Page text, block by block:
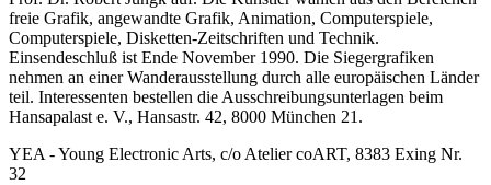
freie Grafik, angewandte Grafik, Animation, Computerspiele,
Computerspiele, Disketten-Zeitschriften und Technik.
Einsendeschluß ist Ende November 1990. Die Siegergrafiken
nehmen an einer Wanderausstellung durch alle europäischen Länder
teil. Interessenten bestellen die Ausschreibungsunterlagen beim
Hansapalast e. V., Hansastr. 42, 8000 München 21.
YEA - Young Electronic Arts, c/o Atelier coART, 8383 Exing Nr.
32